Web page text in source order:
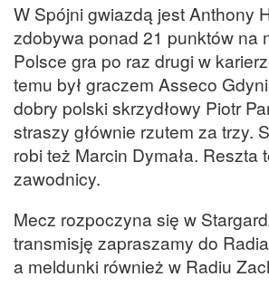
W Spójni gwiazdą jest Anthony
zdobywa ponad 21 punktów na
Polsce gra po raz drugi w
temu był graczem Asseco
dobry polski skrzydłowy Piotr
straszy głównie rzutem za trzy.
robi też Marcin Dymała. Reszta
zawodnicy.
Mecz rozpoczyna się w
transmisję zapraszamy do
a meldunki również w Radiu